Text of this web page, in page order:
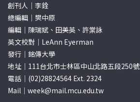
創刊人｜李銓
總編輯｜樊中原
編輯｜陳瑞斌、田美英、許棠詠
英文校對｜LeAnn Eyerman
發行｜銘傳大學
地址｜111台北市士林區中山北路五段250號
電話｜(02)28824564 Ext. 2324
Mail｜ week@mail.mcu.edu.tw